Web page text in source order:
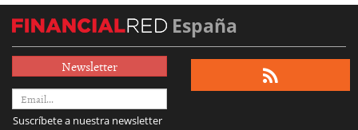
España
Newsletter
Suscríbete a nuestra newsletter